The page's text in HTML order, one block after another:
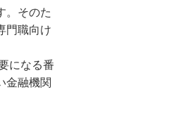
。そのた
門職向け
になる番
金融機関